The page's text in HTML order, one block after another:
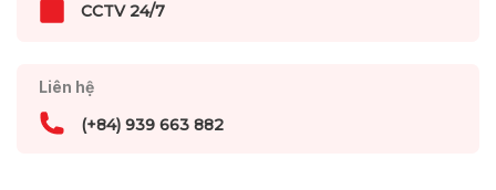
CCTV 24/7
Liên hệ
(+84) 939 663 882